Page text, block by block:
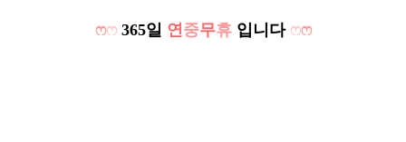
ෆෆ365일 연 중무휴입니다 ෆෆ